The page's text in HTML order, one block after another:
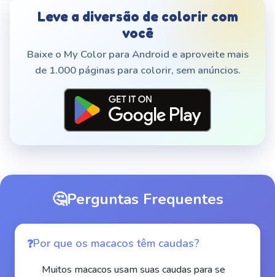
Leve a diversão de colorir com
você
Baixe o My Color para Android e aproveite mais
de 1.000 páginas para colorir, sem anúncios.
🤔Perguntas Frequentes
Por que os macacos têm caudas?
Muitos macacos usam suas caudas para se